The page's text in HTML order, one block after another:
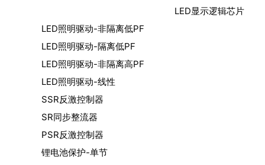
LED显示逻辑芯片
LED照明驱动-非隔离低PF
LED照明驱动-隔离低PF
LED照明驱动-非隔离高PF
LED照明驱动-线性
SSR反激控制器
SR同步整流器
PSR反激控制器
锂电池保护-单节